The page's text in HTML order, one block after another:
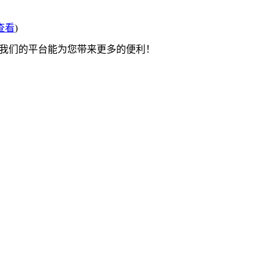
看)
的平台能为您带来更多的便利！